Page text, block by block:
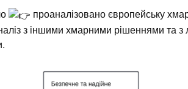
проаналізовано європейську
з іншими хмарними рішеннями та